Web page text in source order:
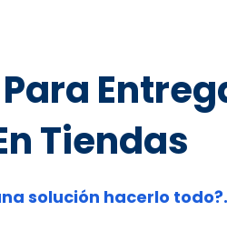
Tiendas
solución hacerlo